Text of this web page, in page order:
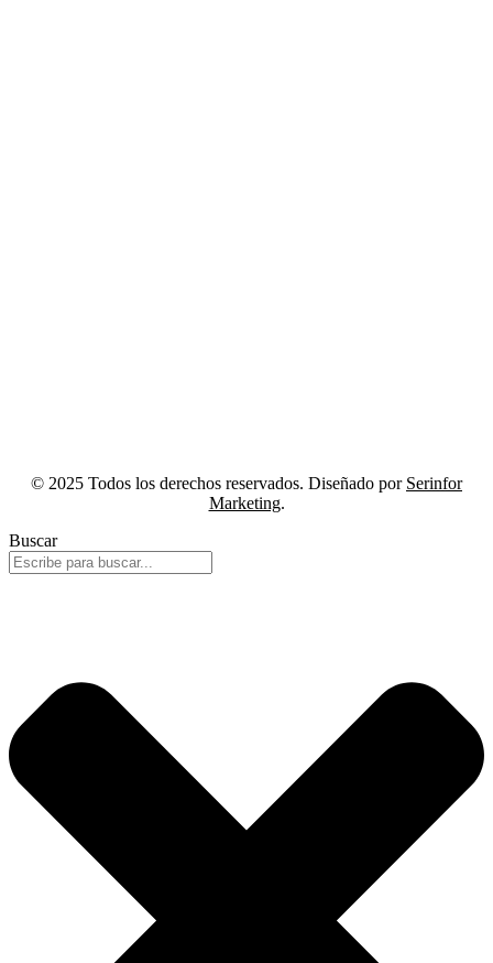
© 2025 Todos los derechos reservados. Diseñado por Serinfor
Marketing.
Buscar